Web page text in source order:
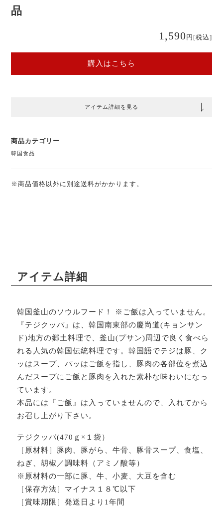
品
1,590 円 [税込]
購入はこちら
アイテム詳細を見る
商品カテゴリー
韓国食品
※商品価格以外に別途送料がかかります。
アイテム詳細
韓国釜山のソウルフード！ ※ご飯は入っていません。
『テジクッパ』は、韓国南東部の慶尚道(キョンサン
ド)地方の郷土料理で、釜山(プサン)周辺で良く食べら
れる人気の韓国伝統料理です。韓国語でテジは豚、ク
ッはスープ、パッはご飯を指し、豚肉の各部位を煮込
んだスープにご飯と豚肉を入れた素朴な味わいになっ
ています。
本品には『ご飯』は入っていませんので、入れてから
お召し上がり下さい。
テジクッパ(470ｇ×１袋）
［原材料］豚肉、豚がら、牛骨、豚骨スープ、食塩、
ねぎ、胡椒／調味料（アミノ酸等）
※原材料の一部に豚、牛、小麦、大豆を含む
［保存方法］マイナス１８℃以下
［賞味期限］発送日より1年間